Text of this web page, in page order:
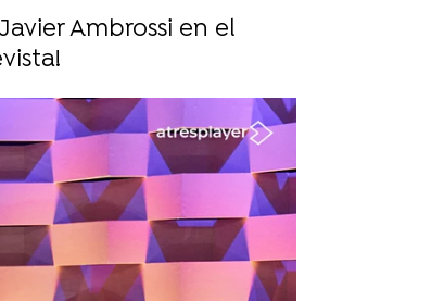
Ambrossi en el